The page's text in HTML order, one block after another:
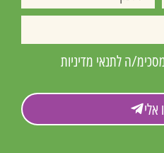
ה לתנאי מדיניות